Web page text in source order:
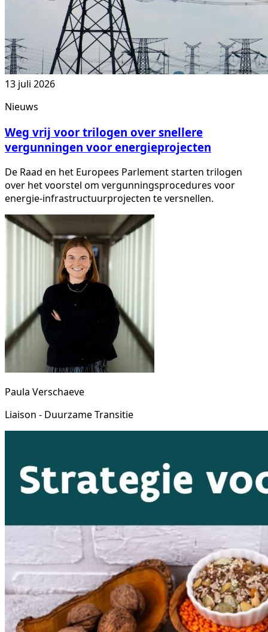
13 juli 2026
Nieuws
Weg vrij voor trilogen over snellere
vergunningen voor energieprojecten
De Raad en het Europees Parlement starten trilogen
over het voorstel om vergunningsprocedures voor
energie-infrastructuurprojecten te versnellen.
Paula Verschaeve
Liaison - Duurzame Transitie